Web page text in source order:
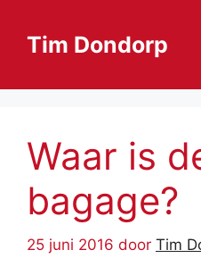
naarTim Dondorp
Waar is
bagage?
25 juni 2016 door Tim